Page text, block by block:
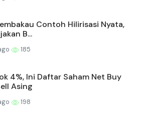
Contoh Hilirisasi Nyata,
B...
185
4%, Ini Daftar Saham Net Buy
Asing
198